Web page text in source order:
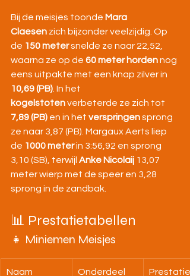
Bij de meisjes toonde Mara
Claesen zich bijzonder veelzijdig. Op
de 150 meter snelde ze naar 22,52,
waarna ze op de 60 meter horden nog
eens uitpakte met een knap zilver in
10,69 (PB) . In het
kogelstoten verbeterde ze zich tot
7,89 (PB) en in het verspringen sprong
ze naar 3,87 (PB). Margaux Aerts liep
de 1000 meter in 3:56,92 en sprong
3,10 (SB), terwijl Anke Nicolaij 13,07
meter wierp met de speer en 3,28
sprong in de zandbak.
📊 Prestatietabellen
👧 Miniemen Meisjes
Naam Onderdeel Prestatie